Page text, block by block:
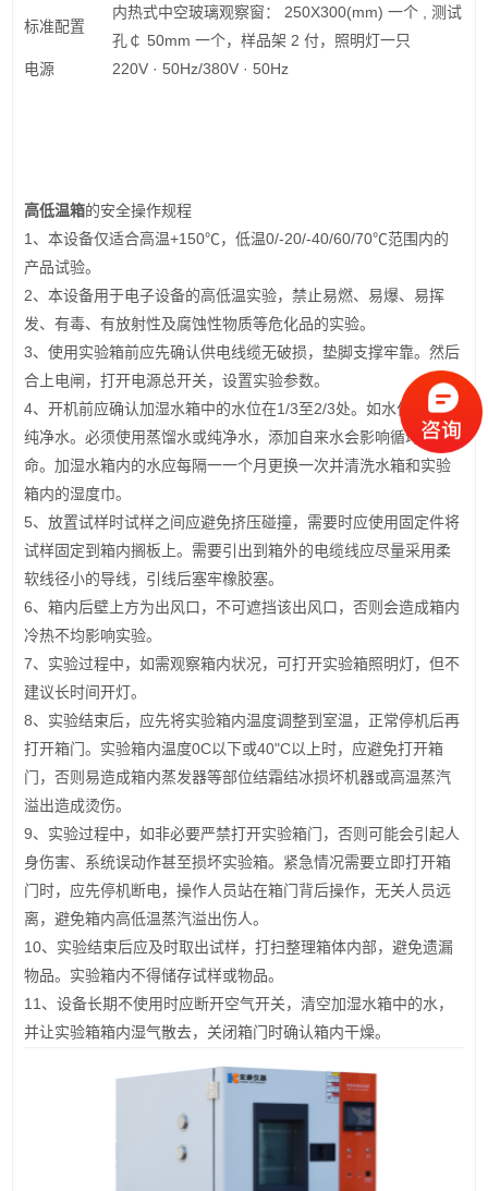
标准配置
内热式中空玻璃观察窗： 250X300(mm) 一个 , 测试
孔￠ 50mm 一个，样品架 2 付，照明灯一只
电源
220V · 50Hz/380V · 50Hz
高低温箱的安全操作规程
1、本设备仅适合高温+150℃，低温0/-20/-40/60/70℃范围内的
产品试验。
2、本设备用于电子设备的高低温实验，禁止易燃、易爆、易挥
发、有毒、有放射性及腐蚀性物质等危化品的实验。
3、使用实验箱前应先确认供电线缆无破损，垫脚支撑牢靠。然后
合上电闸，打开电源总开关，设置实验参数。
4、开机前应确认加湿水箱中的水位在1/3至2/3处。如水位低添加
纯净水。必须使用蒸馏水或纯净水，添加自来水会影响循环泵寿
命。加湿水箱内的水应每隔一一个月更换一次并清洗水箱和实验
箱内的湿度巾。
5、放置试样时试样之间应避免挤压碰撞，需要时应使用固定件将
试样固定到箱内搁板上。需要引出到箱外的电缆线应尽量采用柔
软线径小的导线，引线后塞牢橡胶塞。
6、箱内后壁上方为出风口，不可遮挡该出风口，否则会造成箱内
冷热不均影响实验。
7、实验过程中，如需观察箱内状况，可打开实验箱照明灯，但不
建议长时间开灯。
8、实验结束后，应先将实验箱内温度调整到室温，正常停机后再
打开箱门。实验箱内温度0C以下或40"C以上时，应避免打开箱
门，否则易造成箱内蒸发器等部位结霜结冰损坏机器或高温蒸汽
溢出造成烫伤。
9、实验过程中，如非必要严禁打开实验箱门，否则可能会引起人
身伤害、系统误动作甚至损坏实验箱。紧急情况需要立即打开箱
门时，应先停机断电，操作人员站在箱门背后操作，无关人员远
离，避免箱内高低温蒸汽溢出伤人。
10、实验结束后应及时取出试样，打扫整理箱体内部，避免遗漏
物品。实验箱内不得储存试样或物品。
11、设备长期不使用时应断开空气开关，清空加湿水箱中的水，
并让实验箱箱内湿气散去，关闭箱门时确认箱内干燥。